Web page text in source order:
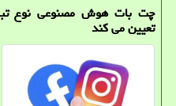
چت بات هوش مصنوعی نوع
تعیین می کند